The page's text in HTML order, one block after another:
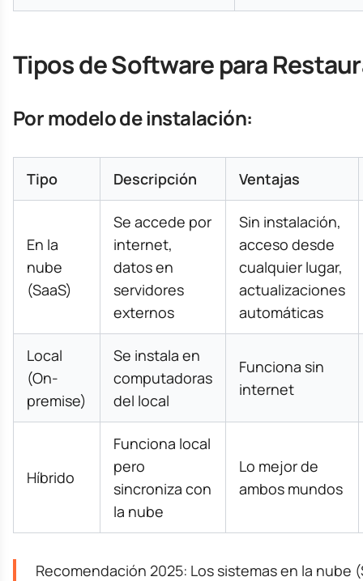
Tipos de Software para
Por modelo de instalación:
Tipo Descripción Ventajas
En la
nube
(SaaS)
Se accede por
internet,
datos en
servidores
externos
Sin instalación,
acceso desde
cualquier lugar,
actualizaciones
automáticas
Local
(On-
premise)
Se instala en
computadoras
del local
Funciona sin
internet
Híbrido
Funciona local
pero
sincroniza con
la nube
Lo mejor de
ambos mundos
Recomendación 2025: Los sistemas en la nube